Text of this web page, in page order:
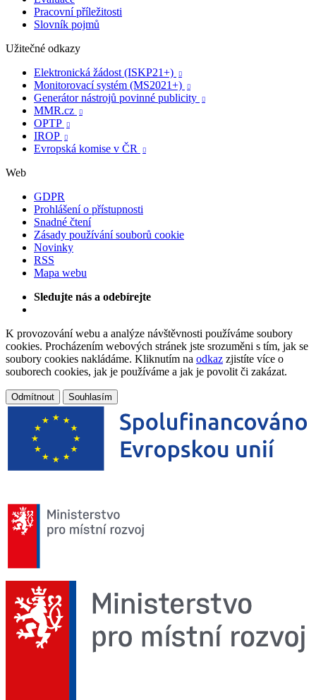
Pracovní příležitosti
Slovník pojmů
Užitečné odkazy
Elektronická žádost (ISKP21+)

Monitorovací systém (MS2021+) 
Generátor nástrojů povinné publicity 
MMR.cz 
OPTP 
IROP 
Evropská komise v ČR 
Web
GDPR
Prohlášení o přístupnosti
Snadné čtení
Zásady používání souborů cookie
Novinky
RSS
Mapa webu
Sledujte nás a odebírejte
K provozování webu a analýze návštěvnosti používáme soubory
cookies. Procházením webových stránek jste srozuměni s tím, jak se
soubory cookies nakládáme. Kliknutím na odkaz zjistíte více o
souborech cookies, jak je používáme a jak je povolit či zakázat.
Odmítnout Souhlasím